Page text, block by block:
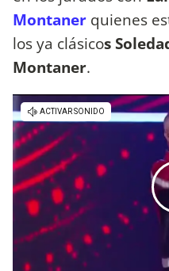
Montaner quienes
los ya clásicos
Montaner.